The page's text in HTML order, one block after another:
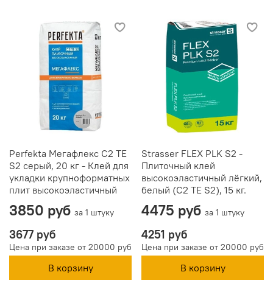
Perfekta Мегафлекс C2 TE
S2 серый, 20 кг - Клей для
укладки крупноформатных
плит высокоэластичный
3850 руб за 1 штуку
3677 руб
Цена при заказе от 20000 руб
В корзину
Strasser FLEX PLK S2 -
Плиточный клей
высокоэластичный лёгкий,
белый (C2 TE S2), 15 кг.
4475 руб за 1 штуку
4251 руб
Цена при заказе от 20000 руб
В корзину